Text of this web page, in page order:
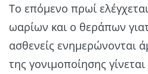
Το επόμενο πρωί
ωαρίων και ο θεράπων
ασθενείς ενημερώνονται
της γονιμοποίησης